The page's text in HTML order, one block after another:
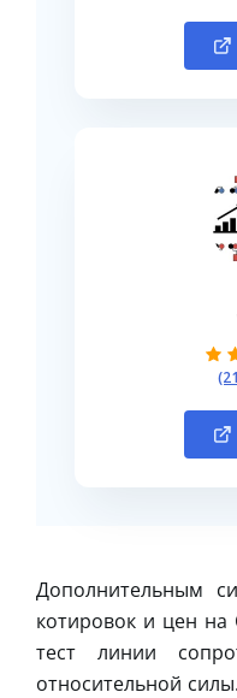
Дополнительным
котировок и цен на
тест линии
относительной